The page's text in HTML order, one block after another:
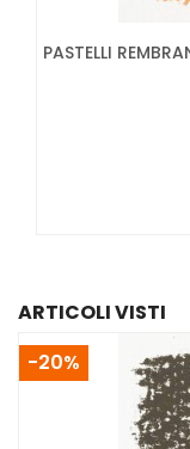
PASTELLI
ARTICOLI VISTI
-20%